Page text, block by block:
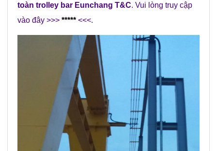
toàn trolley bar Eunchang T&C. Vui lòng truy cập
vào đây >>> ***** <<<.